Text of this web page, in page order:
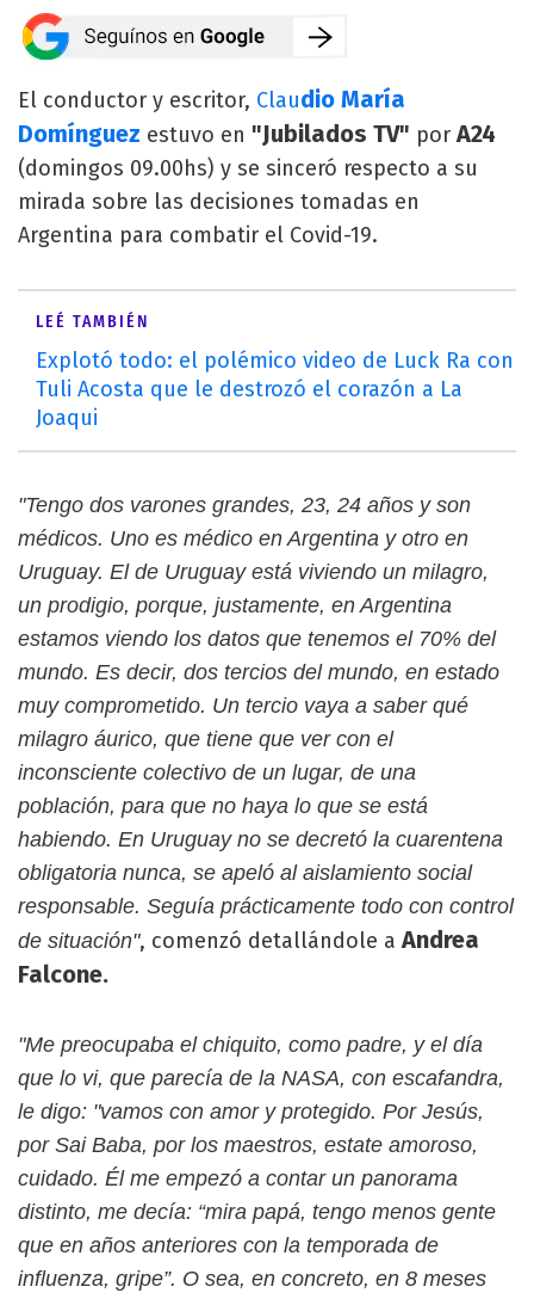
El conductor y escritor, Claudio María
Domínguez estuvo en "Jubilados TV" porA24
(domingos 09.00hs) y se sinceró respecto a su
mirada sobre las decisiones tomadas en
Argentina para combatir el Covid-19.
LEÉ TAMBIÉN
Explotó todo: el polémico video de Luck Ra con
Tuli Acosta que le destrozó el corazón a La
Joaqui
"Tengo dos varones grandes, 23, 24 años y son
médicos. Uno es médico en Argentina y otro en
Uruguay. El de Uruguay está viviendo un milagro,
un prodigio, porque, justamente, en Argentina
estamos viendo los datos que tenemos el 70% del
mundo. Es decir, dos tercios del mundo, en estado
muy comprometido. Un tercio vaya a saber qué
milagro áurico, que tiene que ver con el
inconsciente colectivo de un lugar, de una
población, para que no haya lo que se está
habiendo. En Uruguay no se decretó la cuarentena
obligatoria nunca, se apeló al aislamiento social
responsable. Seguía prácticamente todo con control
de situación", comenzó detallándole aAndrea
Falcone.
"Me preocupaba el chiquito, como padre, y el día
que lo vi, que parecía de la NASA, con escafandra,
le digo: "vamos con amor y protegido. Por Jesús,
por Sai Baba, por los maestros, estate amoroso,
cuidado. Él me empezó a contar un panorama
distinto, me decía: “mira papá, tengo menos gente
que en años anteriores con la temporada de
influenza, gripe”. O sea, en concreto, en 8 meses